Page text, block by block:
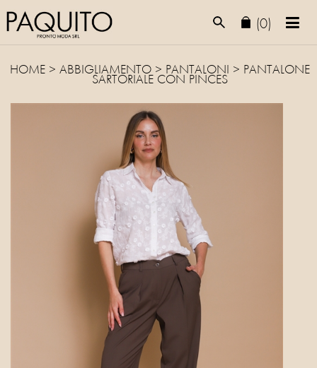
(0)
HOME > ABBIGLIAMENTO> PANTALONI
> PANTALONE
SARTORIALE CON PINCES